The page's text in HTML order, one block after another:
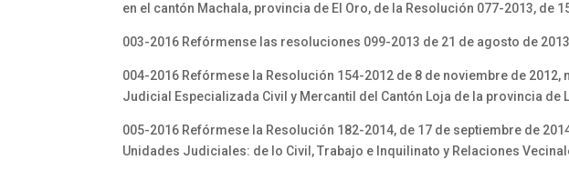
en el cantón Machala, provincia de El Oro, de la Resolución 077-2013, de
003-2016 Refórmense las resoluciones 099-2013 de 21 de agosto de
004-2016 Refórmese la Resolución 154-2012 de 8 de noviembre de
Judicial Especializada Civil y Mercantil del Cantón Loja de la provincia de
005-2016 Refórmese la Resolución 182-2014, de 17 de septiembre de
Unidades Judiciales: de lo Civil, Trabajo e Inquilinato y Relaciones